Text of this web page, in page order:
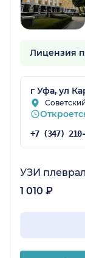
Лицензия
г Уфа, ул
УЗИ
1 010 ₽